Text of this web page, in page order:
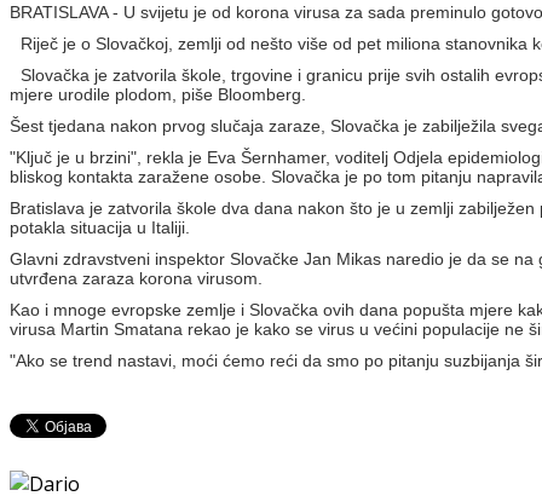
BRATISLAVA - U svijetu je od korona virusa za sada preminulo
Riječ je o Slovačkoj, zemlji od nešto više od pet miliona
Slovačka je zatvorila škole, trgovine i granicu prije svih ostalih
mjere urodile plodom, piše Bloomberg.
Šest tjedana nakon prvog slučaja zaraze, Slovačka je zabilježila
"Ključ je u brzini", rekla je Eva Šernhamer, voditelj Odjela
bliskog kontakta zaražene osobe. Slovačka je po tom pitanju
Bratislava je zatvorila škole dva dana nakon što je u zemlji
potakla situacija u Italiji.
Glavni zdravstveni inspektor Slovačke Jan Mikas naredio je da se
utvrđena zaraza korona virusom.
Kao i mnoge evropske zemlje i Slovačka ovih dana popušta mjere
virusa Martin Smatana rekao je kako se virus u većini populacije ne
"Ako se trend nastavi, moći ćemo reći da smo po pitanju suzbijanja